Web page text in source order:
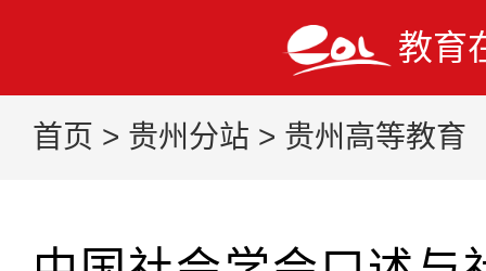
教育
首页 > 贵州分站 > 贵州高等教育